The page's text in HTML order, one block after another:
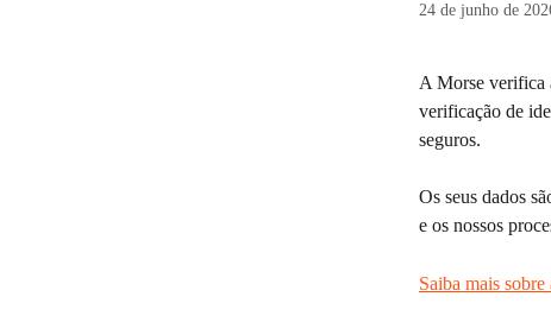
24 de junho de
A Morse verifica
verificação de
seguros.
Os seus dados
e os nossos
Saiba mais